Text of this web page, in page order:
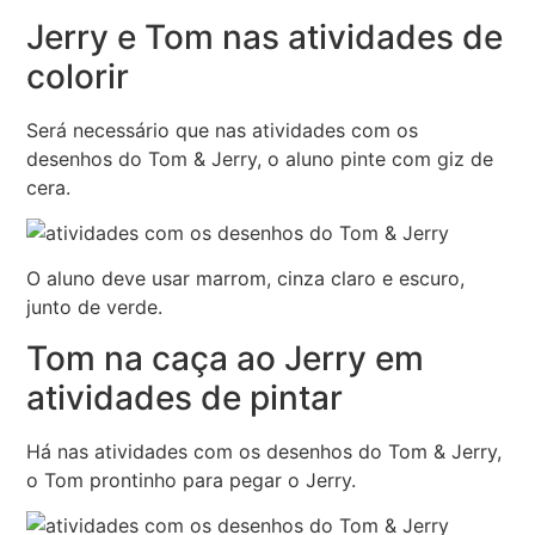
Jerry e Tom nas atividades de
colorir
Será necessário que nas atividades com os
desenhos do Tom & Jerry, o aluno pinte com giz de
cera.
O aluno deve usar marrom, cinza claro e escuro,
junto de verde.
Tom na caça ao Jerry em
atividades de pintar
Há nas atividades com os desenhos do Tom & Jerry,
o Tom prontinho para pegar o Jerry.